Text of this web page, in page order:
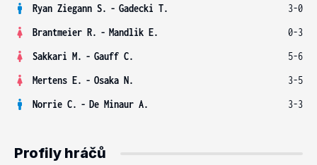
Ryan Ziegann S. - Gadecki T.
3-0
Brantmeier R. - Mandlik E.
0-3
Sakkari M. - Gauff C.
5-6
Mertens E. - Osaka N.
3-5
Norrie C. - De Minaur A. 3-3
Profily hráčů